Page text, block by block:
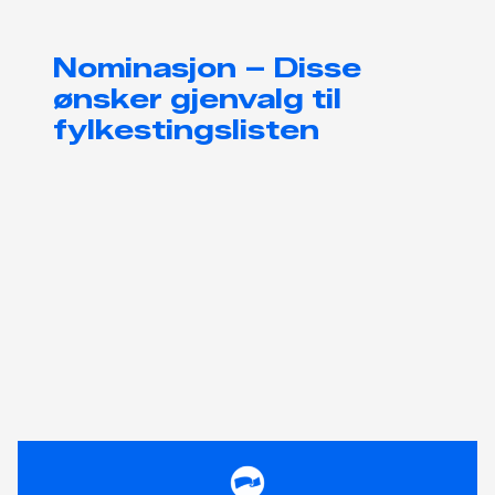
Nominasjon – Disse
ønsker gjenvalg til
fylkestingslisten